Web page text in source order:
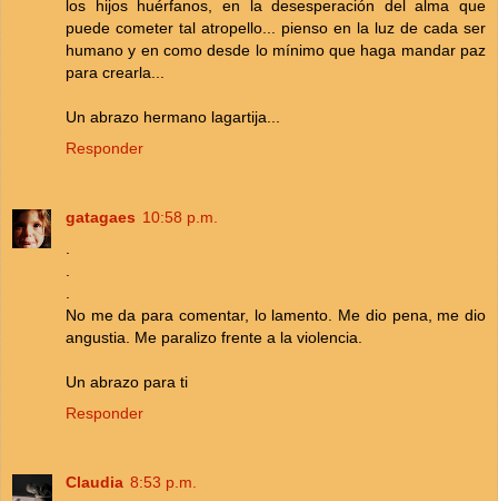
los hijos huérfanos, en la desesperación del alma que
puede cometer tal atropello... pienso en la luz de cada ser
humano y en como desde lo mínimo que haga mandar paz
para crearla...
Un abrazo hermano lagartija...
Responder
gatagaes 10:58 p.m.
No me da para comentar, lo lamento. Me dio pena, me dio
angustia. Me paralizo frente a la violencia.
Un abrazo para ti
Responder
Claudia 8:53 p.m.